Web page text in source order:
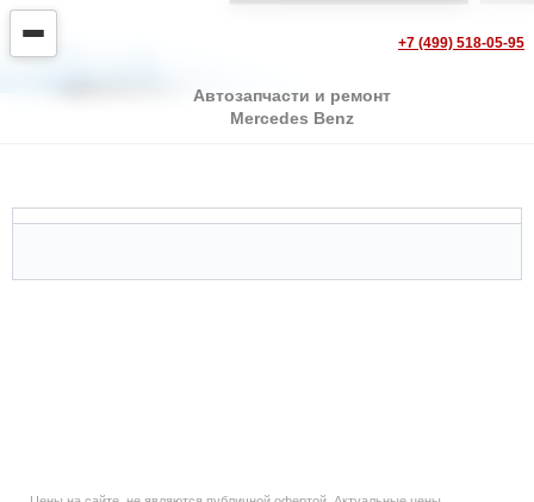
+7 (499) 518-05-95
Автозапчасти и ремонт
Mercedes Benz